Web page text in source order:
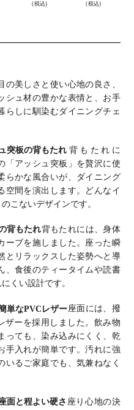
1 天
ア お
ーブ
卓椅
5点 VT-1 天
グチェア お
食卓テーブ
ル×1 食卓椅
子×4)
税込
天然木 パイ
食卓テーブ
チュラル ブ
ラウン
税込
美しさと使い心地の良さ、
シュ材の豊かな表情と、お手
らしに馴染むダイニングチェ
突板の背もたれ 背もたれに
「アッシュ突板」を贅沢に使
らかな風合いが、ダイニング
空間を演出します。どんなイ
こないデザインです。
背もたれ背もたれには、身体
ーブを施しました。座った瞬
とリラックスした姿勢へと導
、食後のティータイムや読書
くい設計です。
単なPVCレザー座面には、撥
ザーを採用しました。飲み物
っても、染み込みにくく、乾
手入れが簡単です。汚れに強
いるご家庭でも、気兼ねなく
面と程よい硬さ 座り心地の決